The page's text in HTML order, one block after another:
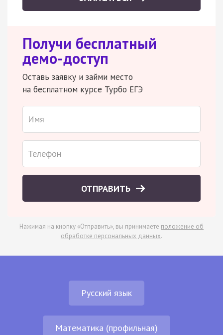
Получи бесплатный
демо-доступ
Оставь заявку и займи место
на бесплатном курсе Турбо ЕГЭ
ОТПРАВИТЬ
Нажимая на кнопку «Отправить», вы принимаете положение об
обработке персональных данных.
Русский язык
Математика (профильная)